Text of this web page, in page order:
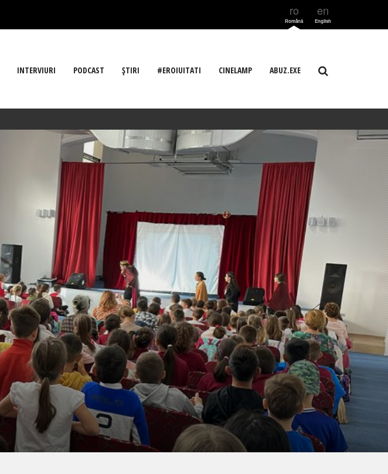
ro
Română
en
English
INTERVIURI PODCAST ŞTIRI #EROIUITATI CINELAMP ABUZ.EXE